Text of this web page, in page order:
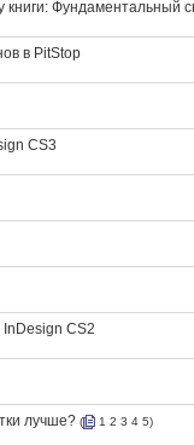
Фундаментальный
в PitStop
CS3
CS2
лучше? ( 1 2 3 4 5)